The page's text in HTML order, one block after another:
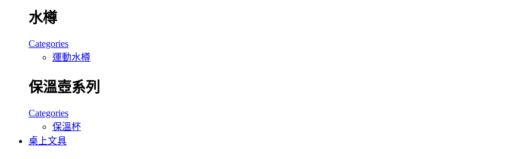
水樽
Categories
運動水樽
保溫壺系列
Categories
保溫杯
桌上文具